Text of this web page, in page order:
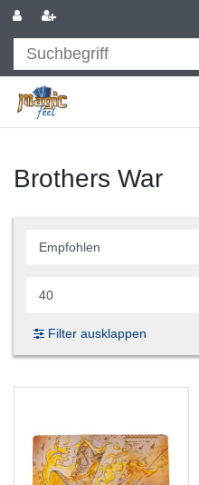
Brothers War
Filter ausklappen